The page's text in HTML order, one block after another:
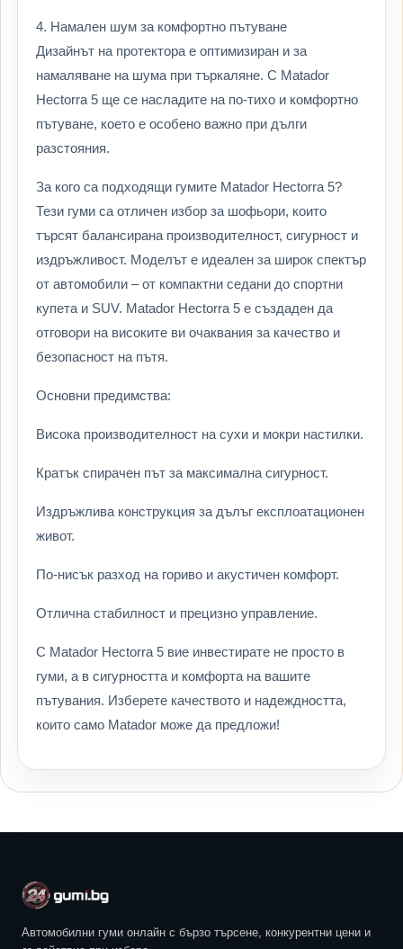
4. Намален шум за комфортно пътуване
Дизайнът на протектора е оптимизиран и за
намаляване на шума при търкаляне. С Matador
Hectorra 5 ще се насладите на по-тихо и комфортно
пътуване, което е особено важно при дълги
разстояния.
За кого са подходящи гумите Matador Hectorra 5?
Тези гуми са отличен избор за шофьори, които
търсят балансирана производителност, сигурност и
издръжливост. Моделът е идеален за широк спектър
от автомобили – от компактни седани до спортни
купета и SUV. Matador Hectorra 5 е създаден да
отговори на високите ви очаквания за качество и
безопасност на пътя.
Основни предимства:
Висока производителност на сухи и мокри настилки.
Кратък спирачен път за максимална сигурност.
Издръжлива конструкция за дълъг експлоатационен
живот.
По-нисък разход на гориво и акустичен комфорт.
Отлична стабилност и прецизно управление.
С Matador Hectorra 5 вие инвестирате не просто в
гуми, а в сигурността и комфорта на вашите
пътувания. Изберете качеството и надеждността,
които само Matador може да предложи!
Автомобилни гуми онлайн с бързо търсене, конкурентни цени и